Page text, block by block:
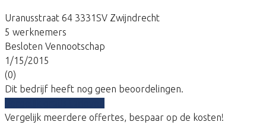
Uranusstraat 64 3331SV Zwijndrecht
5 werknemers
Besloten Vennootschap
1/15/2015
(0)
Dit bedrijf heeft nog geen beoordelingen.
Vergelijk meerdere offertes, bespaar op de kosten!